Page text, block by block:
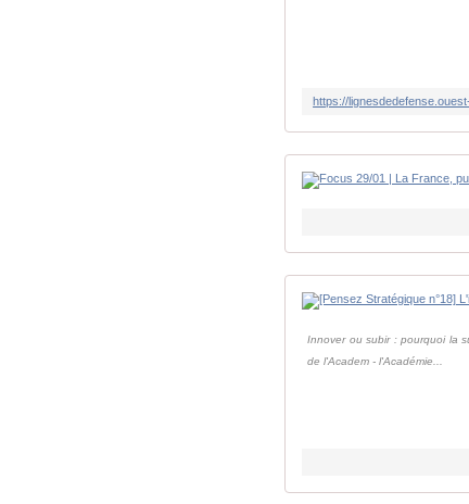
Innover ou subir : pourquoi la
de l'Academ - l'Académie...